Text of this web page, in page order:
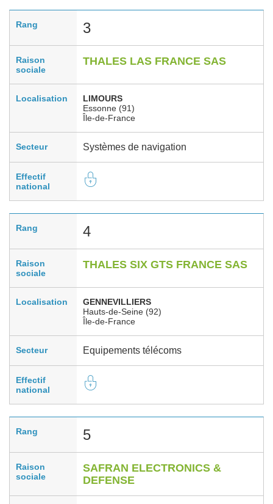
Rang 3
Raison
sociale
THALES LAS FRANCE SAS
Localisation
LIMOURS
Essonne (91)
Île-de-France
Secteur Systèmes de navigation
Effectif
national
Rang 4
Raison
sociale
THALES SIX GTS FRANCE SAS
Localisation
GENNEVILLIERS
Hauts-de-Seine (92)
Île-de-France
Secteur Equipements télécoms
Effectif
national
Rang 5
Raison
sociale
SAFRAN ELECTRONICS &
DEFENSE